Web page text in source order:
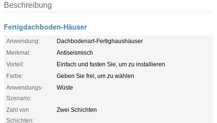
Beschreibung
Fertigdachboden-Häuser
Anwendung:
Dachbodenart-Fertighaushäuser
Merkmal:
Antiseismisch
Vorteil:
Einfach und fasten Sie, um zu installieren
Farbe:
Geben Sie frei, um zu wählen
Anwendungs-
Szenario:
Wüste
Zahl von
Schichten:
Zwei Schichten